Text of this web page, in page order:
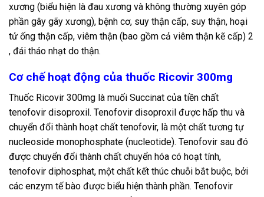
xương (biểu hiện là đau xương và không thường xuyên góp
phần gây gãy xương), bệnh cơ, suy thận cấp, suy thận, hoại
tử ống thận cấp, viêm thận (bao gồm cả viêm thận kẽ cấp) 2
, đái tháo nhạt do thận.
Cơ chế hoạt động của thuốc Ricovir 300mg
Thuốc Ricovir 300mg là muối Succinat của tiền chất
tenofovir disoproxil. Tenofovir disoproxil được hấp thu và
chuyển đổi thành hoạt chất tenofovir, là một chất tương tự
nucleoside monophosphate (nucleotide). Tenofovir sau đó
được chuyển đổi thành chất chuyển hóa có hoạt tính,
tenofovir diphosphat, một chất kết thúc chuỗi bắt buộc, bởi
các enzym tế bào được biểu hiện thành phần. Tenofovir